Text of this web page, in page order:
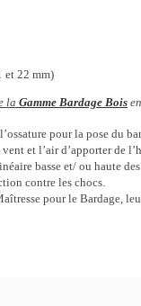
et 22 mm)
la Gamme Bardage Bois
pour la pose du
et l’air d’apporter de
basse et/ ou haute des
contre les chocs.
pour le Bardage,